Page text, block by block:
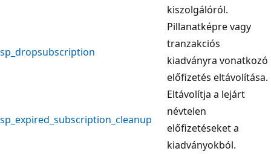
kiszolgálóról.
sp_dropsubscription
Pillanatképre vagy
tranzakciós
kiadványra vonatkozó
előfizetés eltávolítása.
sp_expired_subscription_cleanup
Eltávolítja a lejárt
névtelen
előfizetéseket a
kiadványokból.